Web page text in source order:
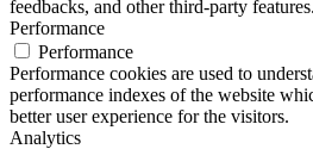
feedbacks, and other third-party features.
Performance
Performance
Performance cookies are used to
performance indexes of the website
better user experience for the visitors.
Analytics